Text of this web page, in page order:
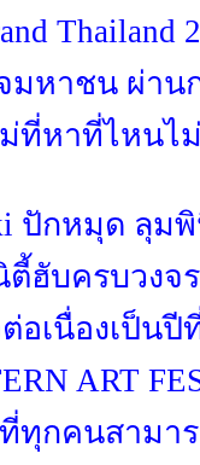
หาชน ผ่าน
หาที่ไหนไม่
ปักหมุด ลุม
ตี้ฮับครบวงจร
อเนื่องเป็นปี
ART
ทุกคนสามา